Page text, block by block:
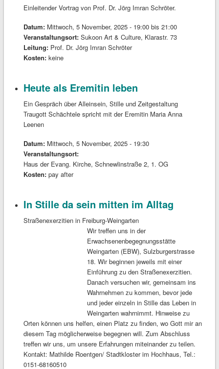
Einleitender Vortrag von Prof. Dr. Jörg Imran Schröter.
Datum: Mittwoch, 5 November, 2025 - 19:00bis 21:00
Veranstaltungsort: Sukoon Art & Culture, Klarastr. 73
Leitung: Prof. Dr. Jörg Imran Schröter
Kosten: keine
Heute als Eremitin leben
Ein Gespräch über Alleinsein, Stille und Zeitgestaltung
Traugott Schächtele spricht mit der Eremitin Maria Anna
Leenen
Datum: Mittwoch, 5 November, 2025 - 19:30
Veranstaltungsort:
Haus der Evang. Kirche, Schnewlinstraße 2, 1. OG
Kosten: pay after
In Stille da sein mitten im Alltag
Straßenexerzitien in Freiburg-Weingarten
Wir treffen uns in der
Erwachsenenbegegnungsstätte
Weingarten (EBW), Sulzburgerstrasse
18. Wir beginnen jeweils mit einer
Einführung zu den Straßenexerzitien.
Danach versuchen wir, gemeinsam ins
Wahrnehmen zu kommen, bevor jede
und jeder einzeln in Stille das Leben in
Weingarten wahrnimmt. Hinweise zu
Orten können uns helfen, einen Platz zu finden, wo Gott mir an
diesem Tag möglicherweise begegnen will. Zum Abschluss
treffen wir uns, um unsere Erfahrungen miteinander zu teilen.
Kontakt: Mathilde Roentgen/ Stadtkloster im Hochhaus, Tel.:
0151-68160510